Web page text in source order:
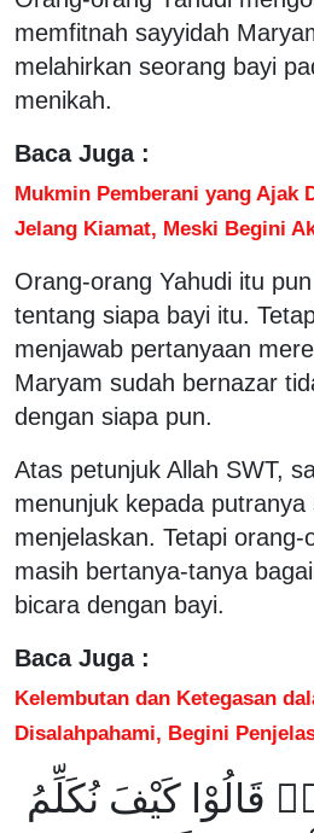
memfitnah sayyidah
melahirkan seorang bayi
menikah.
Baca Juga :
Mukmin Pemberani yang Ajak
Jelang Kiamat, Meski Begini
Orang-orang Yahudi itu
tentang siapa bayi itu.
menjawab pertanyaan
Maryam sudah bernazar
dengan siapa pun.
Atas petunjuk Allah SWT,
menunjuk kepada
menjelaskan. Tetapi orang-
masih bertanya-tanya
bicara dengan bayi.
Baca Juga :
Kelembutan dan Ketegasan
Disalahpahami, Begini
قَالُوْا كَيْفَ نُكَلِّمُ